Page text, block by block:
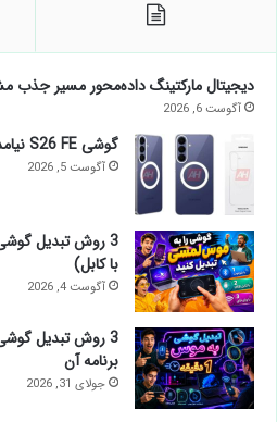
دیجیتال مارکتینگ داده‌محور مسیر
آگوست 6, 2026
گوشی S26 FE نیامده، تصاویر قاب‌هایش لو رفت
آگوست 5, 2026
3 روش تبدیل
با کابل)
آگوست 4, 2026
برنامه آن
جولای 31, 2026